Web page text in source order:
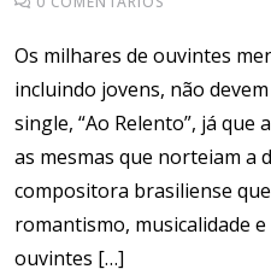
Os milhares de ouvintes
incluindo jovens, não
single, “Ao Relento”, já que
as mesmas que norteiam a
compositora brasiliense
romantismo, musicalidade
ouvintes […]